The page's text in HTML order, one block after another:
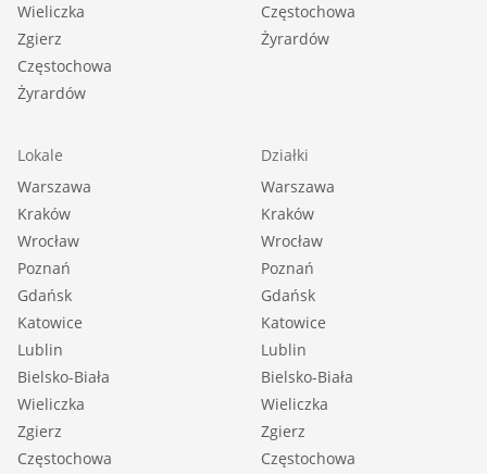
Wieliczka
Zgierz
Częstochowa
Żyrardów
Częstochowa
Żyrardów
Lokale
Warszawa
Kraków
Wrocław
Poznań
Gdańsk
Katowice
Lublin
Bielsko-Biała
Wieliczka
Zgierz
Częstochowa
Działki
Warszawa
Kraków
Wrocław
Poznań
Gdańsk
Katowice
Lublin
Bielsko-Biała
Wieliczka
Zgierz
Częstochowa